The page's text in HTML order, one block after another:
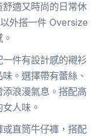
適又時尚的日常休
外搭一件 Oversize
件有設計感的襯衫
。選擇帶有蕾絲、
浪漫氣息。搭配高
人味。
直筒牛仔褲，搭配